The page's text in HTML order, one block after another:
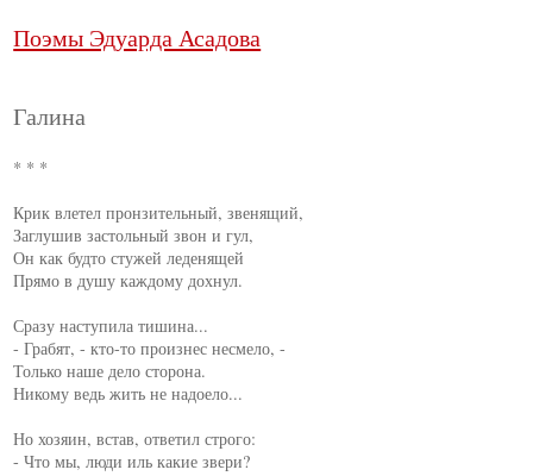
Поэмы Эдуарда Асадова
Галина
* * *
Крик влетел пронзительный, звенящий,
Заглушив застольный звон и гул,
Он как будто стужей леденящей
Прямо в душу каждому дохнул.
Сразу наступила тишина...
- Грабят, - кто-то произнес несмело, -
Только наше дело сторона.
Никому ведь жить не надоело...
Но хозяин, встав, ответил строго:
- Что мы, люди иль какие звери?